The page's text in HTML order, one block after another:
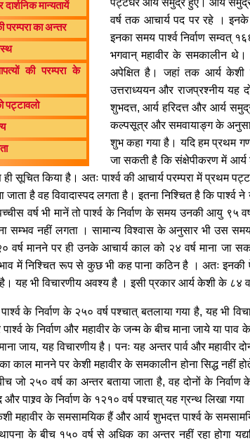
दार्शनिक मान्यतायें
परम्परा का अन्तर
की परम्परा के
पट्टावलो
पट्टधर आर्य समुद्र हुए। आर्य
वर्ष तक आचार्य पद पर रहे । इनके
इनका समय पार्श्व निर्वाण
भगवान् महावीर के समकालीन
अपेक्षित है। जहां तक आर्य केशी
उत्तराध्ययन और राजप्रश्नीय
शुभदत्त, आर्य हरिदत्त और आर्य
कल्पसूत्र और समवायाङ्ग के अनुसार
शुभ कहा गया है। यदि हम प्रथम
जा सकती है कि संक्षेपीकरण में आर्य
ही सूचित किया है। अतः पार्श्व की आचार्य परम्परा में प्रथम
जाता है वह विवादास्पद लगता है। इतना निश्चित है कि
वर्ष भी मानें तो पार्श्व के निर्वाण के समय उनकी आयु ९५
सम्भव नहीं लगता । सामान्य विश्वास के अनुसार भी उस
मानने पर ही उनके आचार्य काल को २४ वर्ष माना जा
में निश्चित रूप से कुछ भी कह पाना कठिन है । अतः इनकी
है। यह भी विचारणीय अवश्य है । इसी प्रकार आर्य केशी के ८४
के निर्वाण के २५० वर्ष पश्चात् बतलाया गया है, यह भी
के निर्वाण और महावीर के जन्म के बीच माना जाये या
जाय, यह विचारणीय है। पनः यह अन्तर पार्व और महावीर
काल मानने पर केशी महावीर के समकालीन होना सिद्ध नहीं
जो २५० वर्ष का अन्तर बताया जाता है, वह दोनों के
और पाश्र्व के निर्वाण के १२१० वर्ष पश्चात् यह ग्रन्थ लिखा
महावीर के समसामयिक हैं और आर्य शुभदत्त पार्श्व के
के बीच १५० वर्ष से अधिक का अन्तर नहीं रहा होगा